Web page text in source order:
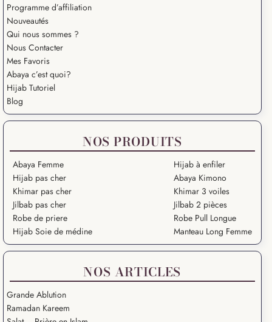
Programme d’affiliation
Nouveautés
Qui nous sommes ?
Nous Contacter
Mes Favoris
Abaya c’est quoi?
Hijab Tutoriel
Blog
NOS PRODUITS
Abaya Femme
Hijab pas cher
Khimar pas cher
Jilbab pas cher
Robe de priere
Hijab Soie de médine
Hijab à enfiler
Abaya Kimono
Khimar 3 voiles
Jilbab 2 pièces
Robe Pull Longue
Manteau Long Femme
NOS ARTICLES
Grande Ablution
Ramadan Kareem